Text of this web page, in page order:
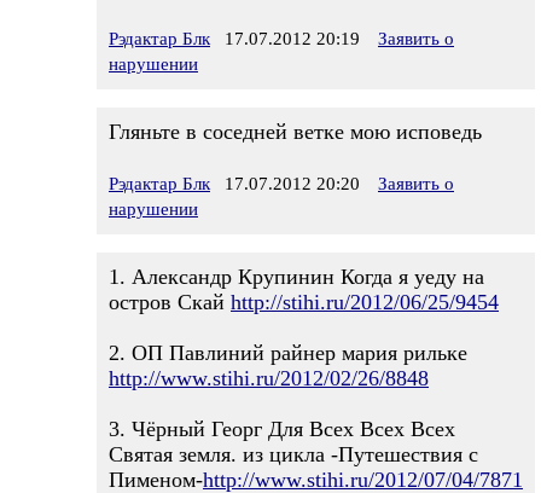
Рэдактар Блк 17.07.2012 20:19
Заявить о
нарушении
Гляньте в соседней ветке мою исповедь
Рэдактар Блк 17.07.2012 20:20
Заявить о
нарушении
1. Александр Крупинин Когда я уеду на
остров Скай http://stihi.ru/2012/06/25/9454
2. ОП Павлиний райнер мария рильке
http://www.stihi.ru/2012/02/26/8848
3. Чёрный Георг Для Всех Всех Всех
Святая земля. из цикла -Путешествия с
Пименом-http://www.stihi.ru/2012/07/04/7871